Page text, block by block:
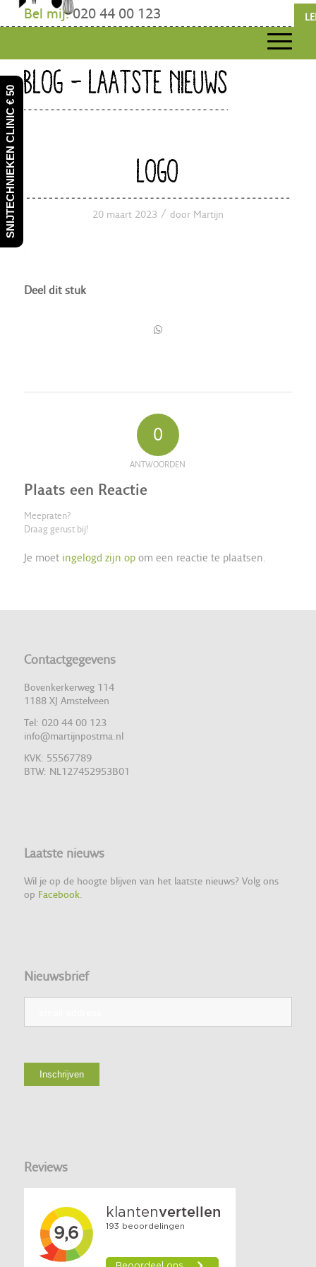
Bel mij:020 44 00 123
BLOG - LAATSTE NIEUWS
LOGO
20 maart 2023 / door Martijn
Deel dit stuk
0
ANTWOORDEN
Plaats een Reactie
Meepraten?
Draag gerust bij!
Je moet ingelogd zijn opom een reactie te plaatsen.
Contactgegevens
Bovenkerkerweg 114
1188 XJ Amstelveen
Tel: 020 44 00 123
info@martijnpostma.nl
KVK: 55567789
BTW: NL127452953B01
Laatste nieuws
Wil je op de hoogte blijven van het laatste nieuws? Volg ons
op Facebook.
Nieuwsbrief
Reviews
SNIJTECHNIEKEN CLINIC € 50